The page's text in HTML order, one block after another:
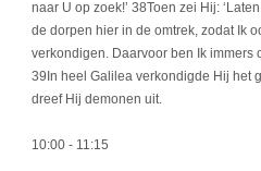
naar U op zoek!’ 38Toen zei Hij:
de dorpen hier in de omtrek, zodat Ik
verkondigen. Daarvoor ben Ik immers
39In heel Galilea verkondigde Hij het
dreef Hij demonen uit.
10:00 - 11:15